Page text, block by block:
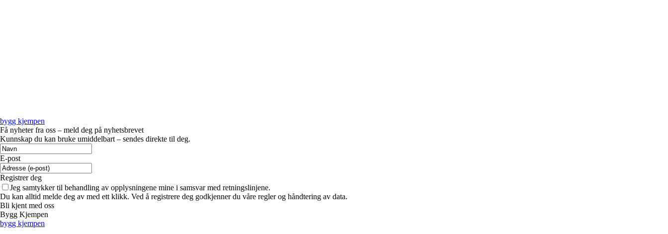
bygg kjempen
Få nyheter fra oss – meld deg på nyhetsbrevet
Kunnskap du kan bruke umiddelbart – sendes direkte til deg.
E-post
Registrer deg
Jeg samtykker til behandling av opplysningene mine i samsvar med retningslinjene.
Du kan alltid melde deg av med ett klikk. Ved å registrere deg godkjenner du våre regler og håndtering av data.
Bli kjent med oss
Bygg Kjempen
bygg kjempen